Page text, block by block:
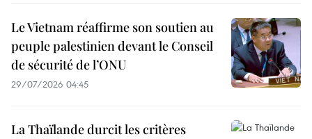
Le Vietnam réaffirme son soutien au
peuple palestinien devant le Conseil
de sécurité de l’ONU
29/07/2026 04:45
La Thaïlande durcit les critères